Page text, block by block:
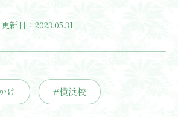
新日：2023.05.31
け #横浜校